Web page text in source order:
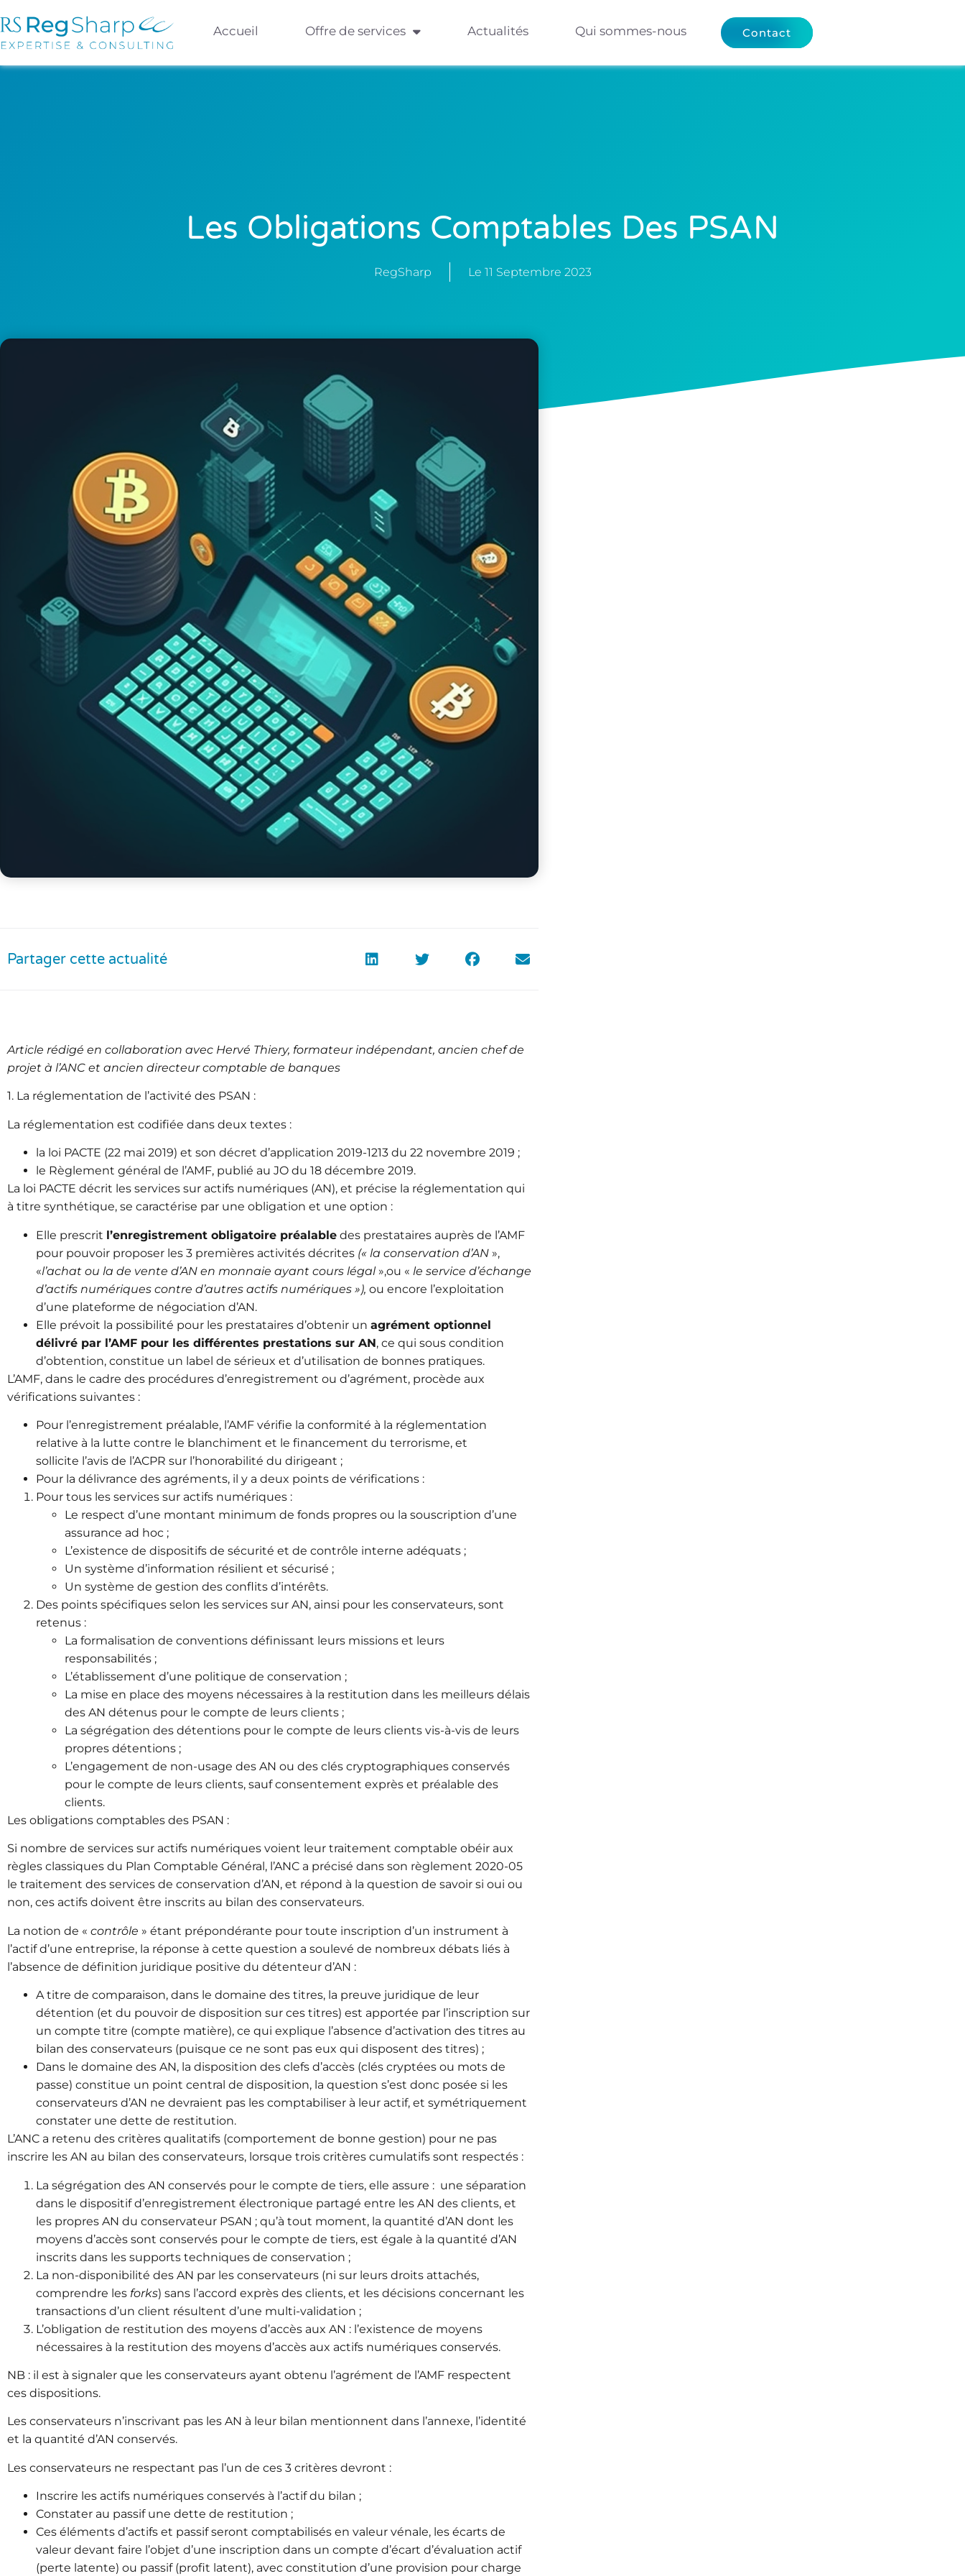
Accueil Offre de services Actualités Qui sommes-nous Contact
Les Obligations Comptables Des PSAN
RegSharp Le 11 Septembre 2023
Partager cette actualité
Article rédigé en collaboration avec Hervé Thiery, formateur indépendant, ancien chef de
projet à l’ANC et ancien directeur comptable de banques
1. La réglementation de l’activité des PSAN :
La réglementation est codifiée dans deux textes :
la loi PACTE (22 mai 2019) et son décret d’application 2019-1213 du 22 novembre 2019 ;
le Règlement général de l’AMF, publié au JO du 18 décembre 2019.
La loi PACTE décrit les services sur actifs numériques (AN), et précise la réglementation qui
à titre synthétique, se caractérise par une obligation et une option :
Elle prescrit l’enregistrement obligatoire préalable des prestataires auprès de l’AMF
pour pouvoir proposer les 3 premières activités décrites (« la conservation d’AN »,
«l’achat ou la de vente d’AN en monnaie ayant cours légal»,ou « le service d’échange
d’actifs numériques contre d’autres actifs numériques »), ou encore l’exploitation
d’une plateforme de négociation d’AN.
Elle prévoit la possibilité pour les prestataires d’obtenir un agrément optionnel
délivré par l’AMF pour les différentes prestations sur AN, ce qui sous condition
d’obtention, constitue un label de sérieux et d’utilisation de bonnes pratiques.
L’AMF, dans le cadre des procédures d’enregistrement ou d’agrément, procède aux
vérifications suivantes :
Pour l’enregistrement préalable, l’AMF vérifie la conformité à la réglementation
relative à la lutte contre le blanchiment et le financement du terrorisme, et
sollicite l’avis de l’ACPR sur l’honorabilité du dirigeant ;
Pour la délivrance des agréments, il y a deux points de vérifications :
Pour tous les services sur actifs numériques :
Le respect d’une montant minimum de fonds propres ou la souscription d’une
assurance ad hoc ;
L’existence de dispositifs de sécurité et de contrôle interne adéquats ;
Un système d’information résilient et sécurisé ;
Un système de gestion des conflits d’intérêts.
Des points spécifiques selon les services sur AN, ainsi pour les conservateurs, sont
retenus :
La formalisation de conventions définissant leurs missions et leurs
responsabilités ;
L’établissement d’une politique de conservation ;
La mise en place des moyens nécessaires à la restitution dans les meilleurs délais
des AN détenus pour le compte de leurs clients ;
La ségrégation des détentions pour le compte de leurs clients vis-à-vis de leurs
propres détentions ;
L’engagement de non-usage des AN ou des clés cryptographiques conservés
pour le compte de leurs clients, sauf consentement exprès et préalable des
clients.
Les obligations comptables des PSAN :
Si nombre de services sur actifs numériques voient leur traitement comptable obéir aux
règles classiques du Plan Comptable Général, l’ANC a précisé dans son règlement 2020-05
le traitement des services de conservation d’AN, et répond à la question de savoir si oui ou
non, ces actifs doivent être inscrits au bilan des conservateurs.
La notion de « contrôle » étant prépondérante pour toute inscription d’un instrument à
l’actif d’une entreprise, la réponse à cette question a soulevé de nombreux débats liés à
l’absence de définition juridique positive du détenteur d’AN :
A titre de comparaison, dans le domaine des titres, la preuve juridique de leur
détention (et du pouvoir de disposition sur ces titres) est apportée par l’inscription sur
un compte titre (compte matière), ce qui explique l’absence d’activation des titres au
bilan des conservateurs (puisque ce ne sont pas eux qui disposent des titres) ;
Dans le domaine des AN, la disposition des clefs d’accès (clés cryptées ou mots de
passe) constitue un point central de disposition, la question s’est donc posée si les
conservateurs d’AN ne devraient pas les comptabiliser à leur actif, et symétriquement
constater une dette de restitution.
L’ANC a retenu des critères qualitatifs (comportement de bonne gestion) pour ne pas
inscrire les AN au bilan des conservateurs, lorsque trois critères cumulatifs sont respectés :
La ségrégation des AN conservés pour le compte de tiers, elle assure : une séparation
dans le dispositif d’enregistrement électronique partagé entre les AN des clients, et
les propres AN du conservateur PSAN ; qu’à tout moment, la quantité d’AN dont les
moyens d’accès sont conservés pour le compte de tiers, est égale à la quantité d’AN
inscrits dans les supports techniques de conservation ;
La non-disponibilité des AN par les conservateurs (ni sur leurs droits attachés,
comprendre les forks) sans l’accord exprès des clients, et les décisions concernant les
transactions d’un client résultent d’une multi-validation ;
L’obligation de restitution des moyens d’accès aux AN : l’existence de moyens
nécessaires à la restitution des moyens d’accès aux actifs numériques conservés.
NB : il est à signaler que les conservateurs ayant obtenu l’agrément de l’AMF respectent
ces dispositions.
Les conservateurs n’inscrivant pas les AN à leur bilan mentionnent dans l’annexe, l’identité
et la quantité d’AN conservés.
Les conservateurs ne respectant pas l’un de ces 3 critères devront :
Inscrire les actifs numériques conservés à l’actif du bilan ;
Constater au passif une dette de restitution ;
Ces éléments d’actifs et passif seront comptabilisés en valeur vénale, les écarts de
valeur devant faire l’objet d’une inscription dans un compte d’écart d’évaluation actif
(perte latente) ou passif (profit latent), avec constitution d’une provision pour charge